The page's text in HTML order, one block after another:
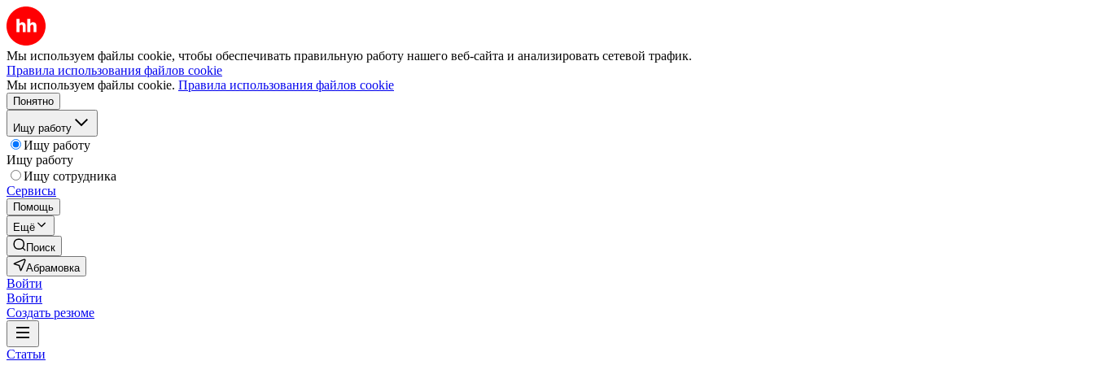
Мы используем файлы cookie, чтобы обеспечивать правильную работу нашего веб-сайта и анализировать сетевой трафик.
Правила использования файлов cookie
Мы используем файлы cookie. Правила использования файлов cookie
Понятно
Ищу работу
Ищу работу
Ищу работу
Ищу сотрудника
Сервисы
Помощь
Ещё
Поиск
Абрамовка
Войти
Войти
Создать резюме
Статьи